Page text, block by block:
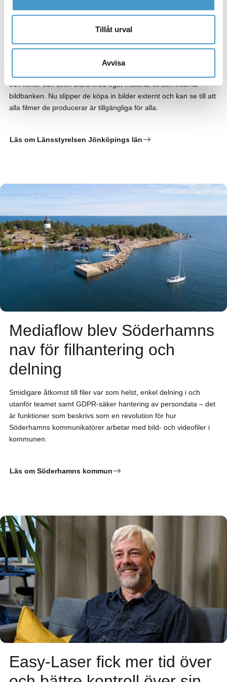
Tillåt urval
Avvisa
Länsstyrelsen ersätter tre
externa tjänster med
Mediaflows DAM
och filmer och även bidra med eget material till den interna
bildbanken. Nu slipper de köpa in bilder externt och kan se till att
alla filmer de producerar är tillgängliga för alla.
Läs om Länsstyrelsen Jönköpings län
Mediaflow blev Söderhamns
nav för filhantering och
delning
Smidigare åtkomst till filer var som helst, enkel delning i och
utanför teamet samt GDPR-säker hantering av persondata – det
är funktioner som beskrivs som en revolution för hur
Söderhamns kommunikatörer arbetar med bild- och videofiler i
kommunen.
Läs om Söderhamns kommun
Easy-Laser fick mer tid över